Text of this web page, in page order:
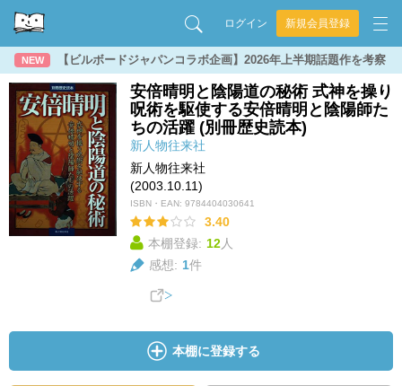
ログイン 新規会員登録
NEW 【ビルボードジャパンコラボ企画】2026年上半期話題作を考察
安倍晴明と陰陽道の秘術 式神を操り
呪術を駆使する安倍晴明と陰陽師た
ちの活躍 (別冊歴史読本)
新人物往来社
新人物往来社
(2003.10.11)
ISBN・EAN: 9784404030641
3.40
本棚登録: 12人
感想: 1件
本棚に登録する